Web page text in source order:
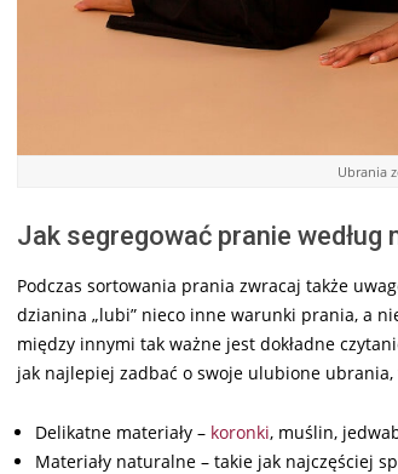
Ubrania
Jak segregować pranie według
Podczas sortowania prania zwracaj także
dzianina „lubi” nieco inne warunki prania, a
między innymi tak ważne jest dokładne
jak najlepiej zadbać o swoje ulubione
Delikatne materiały – koronki, muślin,
Materiały naturalne – takie jak najczęściej